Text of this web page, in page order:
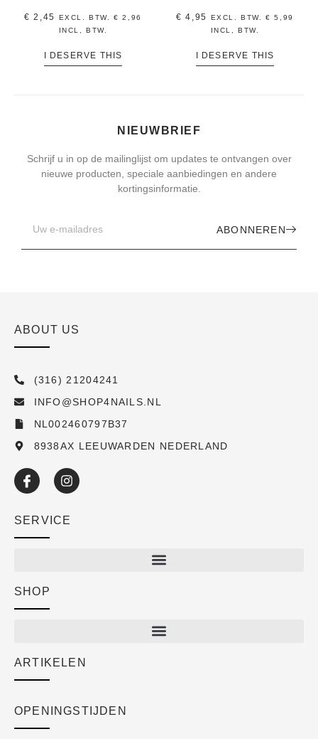
€ 2,45 EXCL. BTW.€ 2,96
INCL, BTW.
I DESERVE THIS
€ 4,95 EXCL. BTW.€ 5,99
INCL, BTW.
I DESERVE THIS
NIEUWBRIEF
Schrijf u in op de mailinglijst om updates te ontvangen over
nieuwe producten, speciale aanbiedingen en andere
kortingsinformatie.
ABONNEREN
ABOUT US
(316) 21204241
INFO@SHOP4NAILS.NL
NL002460797B37
8938AX LEEUWARDEN NEDERLAND
SERVICE
Academy
SHOP
ARTIKELEN
OPENINGSTIJDEN